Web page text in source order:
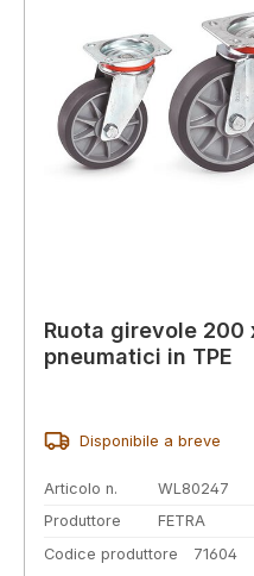
Ruota girevole 200
pneumatici in TPE
Disponibile a breve
Articolo n.
WL80247
Produttore
FETRA
Codice produttore
71604